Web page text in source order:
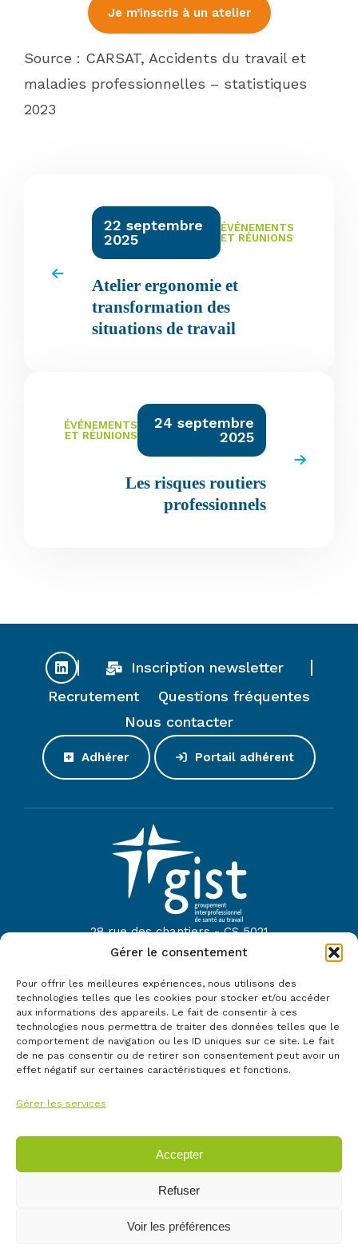
Gérer le consentement
Pour offrir les meilleures expériences, nous utilisons des
technologies telles que les cookies pour stocker et/ou accéder
aux informations des appareils. Le fait de consentir à ces
technologies nous permettra de traiter des données telles que le
comportement de navigation ou les ID uniques sur ce site. Le fait
de ne pas consentir ou de retirer son consentement peut avoir un
effet négatif sur certaines caractéristiques et fonctions.
Gérer les services
Accepter
Refuser
Voir les préférences
Je m’inscris à un atelier
Source : CARSAT, Accidents du travail et
maladies professionnelles – statistiques
2023
22 septembre
2025
ÉVÉNEMENTS
ET RÉUNIONS
Atelier ergonomie et
transformation des
situations de travail
ÉVÉNEMENTS
ET RÉUNIONS
24 septembre
2025
Les risques routiers
professionnels
Inscription newsletter
Recrutement
Questions fréquentes
Nous contacter
Adhérer Portail adhérent
28 rue des chantiers - CS 5021
44614 Saint-Nazaire
Tel :02 40 22 52 42
Mail :contact@gist44.fr
Le GIST fait partie du réseau :
©Copyright 2024. GIST tous droits réservés
RGPD – Politique des données